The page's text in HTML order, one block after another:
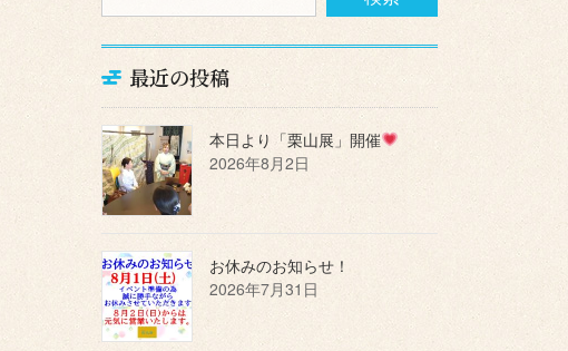
最近の投稿
本日より「栗山展」開催
2026年8月2日
お休みのお知らせ！
2026年7月31日